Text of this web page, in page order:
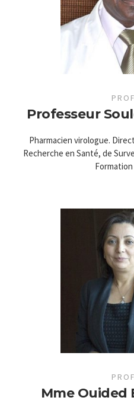
Professeur
Pharmacien virologue.
Recherche en Santé, de
Formation
Mme Ouided